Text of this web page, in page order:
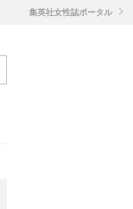
集英社女性誌ポータル